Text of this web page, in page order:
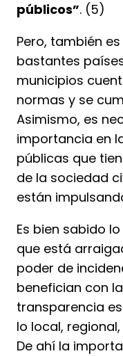
públicos”. (5)
Pero, también
bastantes
municipios
normas y se
Asimismo, es
importancia en
públicas que
de la sociedad
están
Es bien sabido
que está
poder de
benefician con
transparencia
lo local,
De ahí la